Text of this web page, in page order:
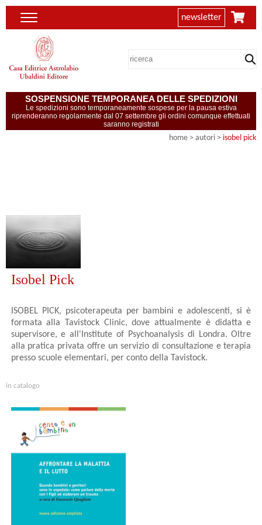
newsletter
SOSPENSIONE TEMPORANEA DELLE SPEDIZIONI
Le spedizioni sono temporaneamente sospese per la pausa estiva
riprenderanno regolarmente dal 07 settembre gli ordini comunque effettuati
saranno registrati
home > autori > isobel pick
Isobel Pick
ISOBEL PICK, psicoterapeuta per bambini e adolescenti, si è
formata alla Tavistock Clinic, dove attualmente è didatta e
supervisore, e all'Institute of Psychoanalysis di Londra. Oltre
alla pratica privata offre un servizio di consultazione e terapia
presso scuole elementari, per conto della Tavistock.
in catalogo